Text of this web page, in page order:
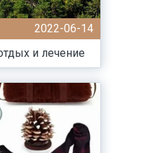
2022-06-14
и лечение